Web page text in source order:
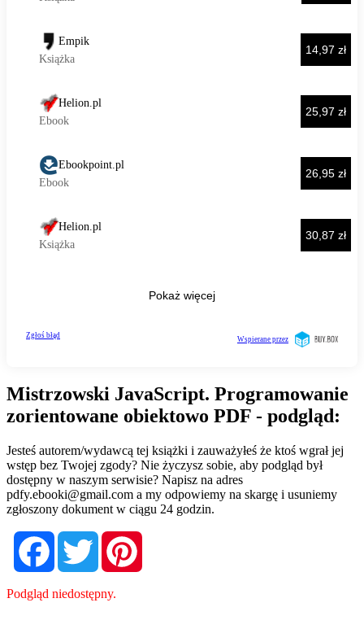
Mistrzowski JavaScript. Programowanie
zorientowane obiektowo PDF - podgląd:
Jesteś autorem/wydawcą tej książki i zauważyłeś że ktoś wgrał jej
wstęp bez Twojej zgody? Nie życzysz sobie, aby podgląd był
dostępny w naszym serwisie? Napisz na adres
pdfy.ebooki@gmail.com a my odpowiemy na skargę i usuniemy
zgłoszony dokument w ciągu 24 godzin.
FacebookTwitter
Podgląd niedostępny.